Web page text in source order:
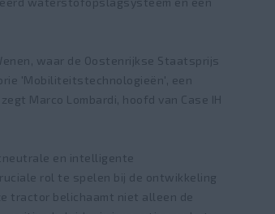
waar de Oostenrijkse Staatsprijs
'Mobiliteitstechnologieën', een
Marco Lombardi, hoofd van Case IH
en intelligente
rol te spelen bij de ontwikkeling
tractor belichaamt niet alleen de